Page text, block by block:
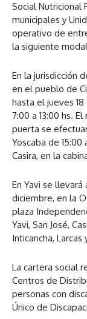
Social Nutricional
municipales y
operativo de
la siguiente
En la jurisdicción
en el pueblo de
hasta el jueves
7:00 a 13:00 hs.
puerta se
Yoscaba de 15:00
Casira, en la
En Yavi se llevará
diciembre, en la
plaza
Yavi, San José,
Inticancha, Larcas
La cartera social
Centros de
personas con
Único de